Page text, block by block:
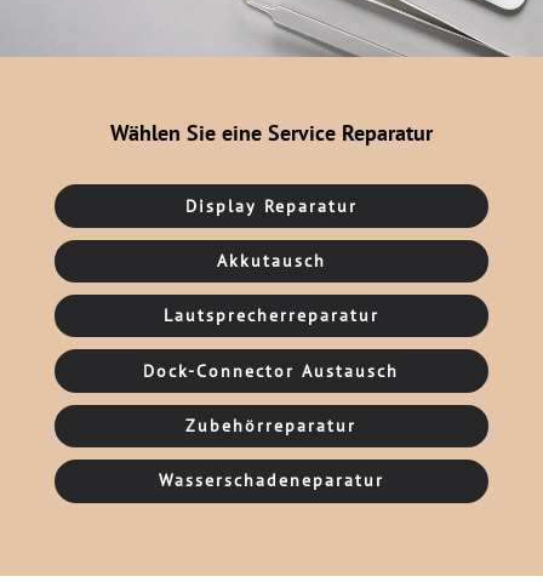
Wählen Sie eine Service Reparatur
Display Reparatur
Akkutausch
Lautsprecherreparatur
Dock-Connector Austausch
Zubehörreparatur
Wasserschadeneparatur